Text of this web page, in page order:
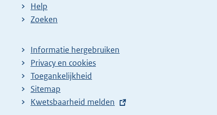
Help
Zoeken
Informatie hergebruiken
Privacy en cookies
Toegankelijkheid
Sitemap
E
Kwetsbaarheid melden